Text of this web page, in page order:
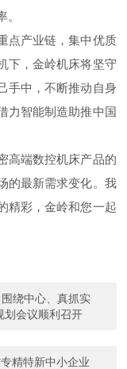
产业链，集中优质
下，金岭机床将坚守
手中，不断推动自身
力智能制造助推中国
端数控机床产品的
的最新需求变化。我
精彩，金岭和您一起
绕中心、真抓实
划会议顺利召开
精特新中小企业